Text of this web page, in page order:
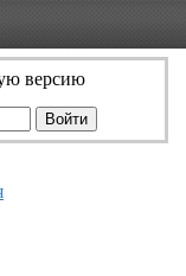
версию